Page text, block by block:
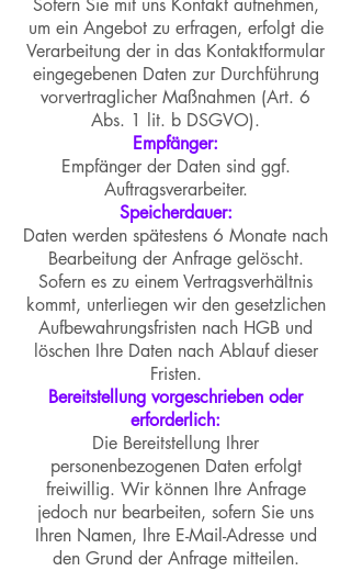
Sofern Sie mit uns Kontakt aufnehmen,
um ein Angebot zu erfragen, erfolgt die
Verarbeitung der in das Kontaktformular
eingegebenen Daten zur Durchführung
vorvertraglicher Maßnahmen (Art. 6
Abs. 1 lit. b DSGVO).
Empfänger:
Empfänger der Daten sind ggf.
Auftragsverarbeiter.
Speicherdauer:
Daten werden spätestens 6 Monate nach
Bearbeitung der Anfrage gelöscht.
Sofern es zu einem Vertragsverhältnis
kommt, unterliegen wir den gesetzlichen
Aufbewahrungsfristen nach HGB und
löschen Ihre Daten nach Ablauf dieser
Fristen.
Bereitstellung vorgeschrieben oder
erforderlich:
Die Bereitstellung Ihrer
personenbezogenen Daten erfolgt
freiwillig. Wir können Ihre Anfrage
jedoch nur bearbeiten, sofern Sie uns
Ihren Namen, Ihre E-Mail-Adresse und
den Grund der Anfrage mitteilen.